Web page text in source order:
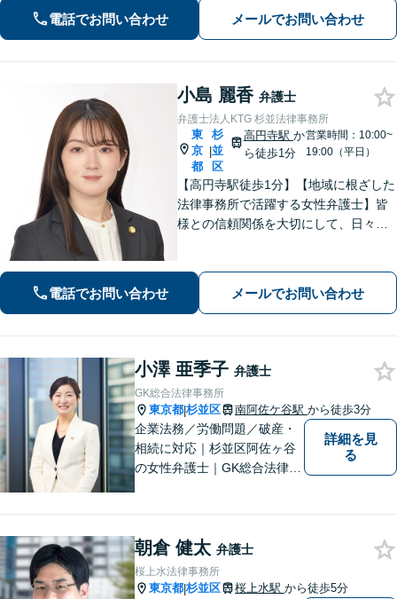
【休日・夜間相談可】慰謝料や財産分
与などの金銭トラブルもお任せ【桜上
電話でお問い合わせ メールでお問い合わせ
小島 麗香 弁護士
弁護士法人KTG 杉並法律事務所
東
京
都
|
杉
並
区
高円寺駅 か
ら徒歩1分
営業時間：10:00~
19:00（平日）
【高円寺駅徒歩1分】【地域に根ざした
法律事務所で活躍する女性弁護士】皆
様との信頼関係を大切にして、日々業
ましたら、お気軽にご相談ください。
電話でお問い合わせ メールでお問い合わせ
小澤 亜季子 弁護士
GK総合法律事務所
東京都|杉並区 南阿佐ケ谷駅 から徒歩3分
企業法務／労働問題／破産・
相続に対応｜杉並区阿佐ヶ谷
の女性弁護士｜GK総合法律事
詳細を見
る
朝倉 健太 弁護士
桜上水法律事務所
東京都|杉並区 桜上水駅 から徒歩5分